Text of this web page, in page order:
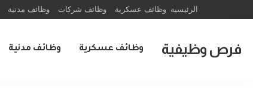
الرئيسية وظائف عسكرية وظائف شركات وظائف مدنية
فرص وظيفية وظائف عسكرية وظائف مدنية